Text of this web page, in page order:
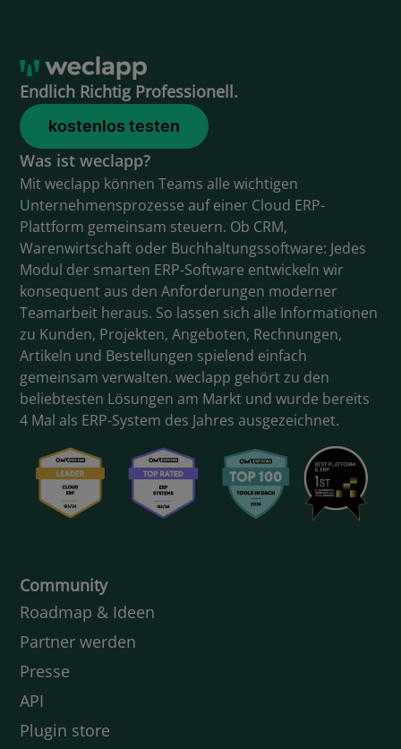
Endlich Richtig Professionell.
kostenlos testen
Was ist weclapp?
Mit weclapp können Teams alle wichtigen
Unternehmensprozesse auf einer Cloud ERP-
Plattform gemeinsam steuern. Ob CRM,
Warenwirtschaft oder Buchhaltungssoftware: Jedes
Modul der smarten ERP-Software entwickeln wir
konsequent aus den Anforderungen moderner
Teamarbeit heraus. So lassen sich alle Informationen
zu Kunden, Projekten, Angeboten, Rechnungen,
Artikeln und Bestellungen spielend einfach
gemeinsam verwalten. weclapp gehört zu den
beliebtesten Lösungen am Markt und wurde bereits
4 Mal als ERP-System des Jahres ausgezeichnet.
Community
Roadmap & Ideen
Partner werden
Presse
API
Plugin store